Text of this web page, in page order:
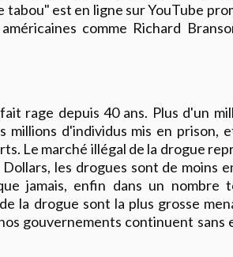
tabou" est en ligne sur YouTube
comme Richard
rage depuis 40 ans. Plus d'un
millions d'individus mis en prison,
Le marché illégal de la drogue
les drogues sont de moins
jamais, enfin dans un nombre
la drogue sont la plus grosse
gouvernements continuent sans